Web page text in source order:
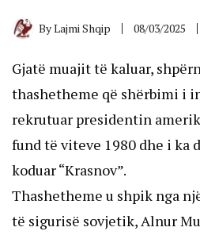
ByLajmi Shqip 08/03/2025
Gjatë muajit të kaluar,
thashetheme që shërbimi i
rekrutuar presidentin
fund të viteve 1980 dhe i ka
koduar “Krasnov”.
Thashetheme u shpik nga
të sigurisë sovjetik, Alnur